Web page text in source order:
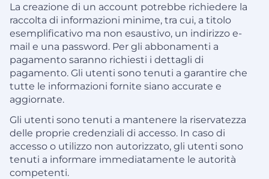
La creazione di un account potrebbe richiedere la
raccolta di informazioni minime, tra cui, a titolo
esemplificativo ma non esaustivo, un indirizzo e-
mail e una password. Per gli abbonamenti a
pagamento saranno richiesti i dettagli di
pagamento. Gli utenti sono tenuti a garantire che
tutte le informazioni fornite siano accurate e
aggiornate.
Gli utenti sono tenuti a mantenere la riservatezza
delle proprie credenziali di accesso. In caso di
accesso o utilizzo non autorizzato, gli utenti sono
tenuti a informare immediatamente le autorità
competenti.